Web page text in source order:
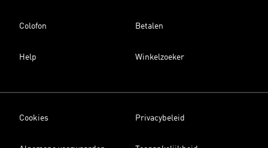
Colofon Betalen
Help Winkelzoeker
Cookies Privacybeleid